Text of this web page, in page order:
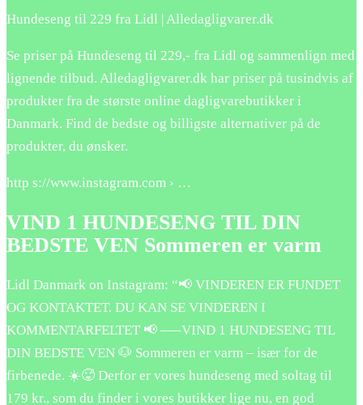
Hundeseng til 229 fra Lidl | Alledagligvarer.dk
Se priser på Hundeseng til 229,- fra Lidl og sammenlign med
lignende tilbud. Alledagligvarer.dk har priser på tusindvis af
produkter fra de største online dagligvarebutikker i
Danmark. Find de bedste og billigste alternativer på de
produkter, du ønsker.
http s://www.instagram.com › …
VIND 1 HUNDESENG TIL DIN
BEDSTE VEN Sommeren er varm
Lidl Danmark on Instagram: “📢 VINDEREN ER FUNDET
OG KONTAKTET. DU KAN SE VINDEREN I
KOMMENTARFELTET 📢 —–VIND 1 HUNDESENG TIL
DIN BEDSTE VEN 🐶 Sommeren er varm – især for de
firbenede. ☀️🥵 Derfor er vores hundeseng med soltag til
179 kr., som du finder i vores butikker lige nu, en god